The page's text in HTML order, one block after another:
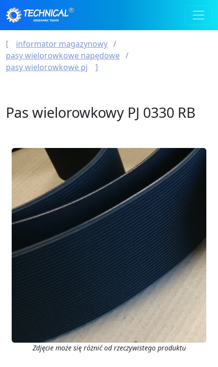
informator magazynowy
pasy wielorowkowe napędowe
pasy wielorowkowe pj
Pas wielorowkowy PJ 0330 RB
Zdjęcie może się różnić od rzeczywistego produktu